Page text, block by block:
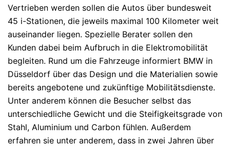
Vertrieben werden sollen die Autos über bundesweit
45 i-Stationen, die jeweils maximal 100 Kilometer weit
auseinander liegen. Spezielle Berater sollen den
Kunden dabei beim Aufbruch in die Elektromobilität
begleiten. Rund um die Fahrzeuge informiert BMW in
Düsseldorf über das Design und die Materialien sowie
bereits angebotene und zukünftige Mobilitätsdienste.
Unter anderem können die Besucher selbst das
unterschiedliche Gewicht und die Steifigkeitsgrade von
Stahl, Aluminium und Carbon fühlen. Außerdem
erfahren sie unter anderem, dass in zwei Jahren über